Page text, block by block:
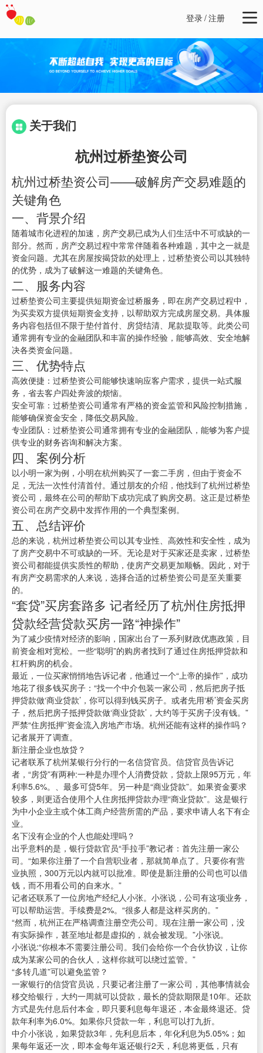
登录/注册
关于我们
杭州过桥垫资公司
杭州过桥垫资公司——破解房产交易难题的
关键角色
一、背景介绍
随着城市化进程的加速，房产交易已成为人们生活中不可或缺的一
部分。然而，房产交易过程中常常伴随着各种难题，其中之一就是
资金问题。尤其在房屋按揭贷款的处理上，过桥垫资公司以其独特
的优势，成为了破解这一难题的关键角色。
二、服务内容
过桥垫资公司主要提供短期资金过桥服务，即在房产交易过程中，
为买卖双方提供短期资金支持，以帮助双方完成房屋交易。具体服
务内容包括但不限于垫付首付、房贷结清、尾款提取等。此类公司
通常拥有专业的金融团队和丰富的操作经验，能够高效、安全地解
决各类资金问题。
三、优势特点
高效便捷：过桥垫资公司能够快速响应客户需求，提供一站式服
务，省去客户四处奔波的烦恼。
安全可靠：过桥垫资公司通常有严格的资金监管和风险控制措施，
能够确保资金安全，降低交易风险。
专业团队：过桥垫资公司通常拥有专业的金融团队，能够为客户提
供专业的财务咨询和解决方案。
四、案例分析
以小明一家为例，小明在杭州购买了一套二手房，但由于资金不
足，无法一次性付清首付。通过朋友的介绍，他找到了杭州过桥垫
资公司，最终在公司的帮助下成功完成了购房交易。这正是过桥垫
资公司在房产交易中发挥作用的一个典型案例。
五、总结评价
总的来说，杭州过桥垫资公司以其专业性、高效性和安全性，成为
了房产交易中不可或缺的一环。无论是对于买家还是卖家，过桥垫
资公司都能提供实质性的帮助，使房产交易更加顺畅。因此，对于
有房产交易需求的人来说，选择合适的过桥垫资公司是至关重要
的。
“套贷”买房套路多 记者经历了杭州住房抵押
贷款经营贷款买房一路“神操作”
为了减少疫情对经济的影响，国家出台了一系列财政优惠政策，目
前资金相对宽松。一些“聪明”的购房者找到了通过住房抵押贷款和
杠杆购房的机会。
最近，一位买家悄悄地告诉记者，他通过一个“上帝的操作”，成功
地花了很多钱买房子：“找一个中介包装一家公司，然后把房子抵
押贷款做‘商业贷款’，你可以得到钱买房子。或者先用‘桥’资金买房
子，然后把房子抵押贷款做‘商业贷款’，大约等于买房子没有钱。”
严禁“住房抵押”资金流入房地产市场。杭州还能有这样的操作吗？
记者展开了调查。
新注册企业也放贷？
记者联系了杭州某银行分行的一名信贷官员。信贷官员告诉记
者，“房贷”有两种:一种是办理个人消费贷款，贷款上限95万元，年
利率5.6%。、最多可贷5年。另一种是“商业贷款”。如果资金要求
较多，则更适合使用个人住房抵押贷款办理“商业贷款”。这是银行
为中小企业主或个体工商户经营所需的产品，要求申请人名下有企
业。
名下没有企业的个人也能处理吗？
出乎意料的是，银行贷款官员“手拉手”教记者：首先注册一家公
司。“如果你注册了一个自营职业者，那就简单点了。只要你有营
业执照，300万元以内就可以批准。即使是新注册的公司也可以借
钱，而不用看公司的自来水。”
记者还联系了一位房地产经纪人小张。小张说，公司有这项业务，
可以帮助运营。手续费是2%。“很多人都是这样买房的。”
“然而，杭州正在严格调查注册空壳公司。现在注册一家公司，没
有实际操作，甚至地址都是虚拟的，就会被发现。”小张说。
小张说:“你根本不需要注册公司。我们会给你一个合伙协议，让你
成为某家公司的合伙人，这样你就可以绕过监管。”
“多转几道”可以避免监管？
一家银行的信贷官员说，只要记者注册了一家公司，其他事情就会
移交给银行，大约一周就可以贷款，最长的贷款期限是10年。还款
方式是先付息后付本金，即只要利息每年退还，本金最终退还。贷
款年利率为6.0%。如果你只贷款一年，利息可以打九折。
中介小张说，如果贷款3年，先利息后本，年化利息为5.05%；如
果每年返还一次，即本金每年返还银行2天，利息将更低，只有